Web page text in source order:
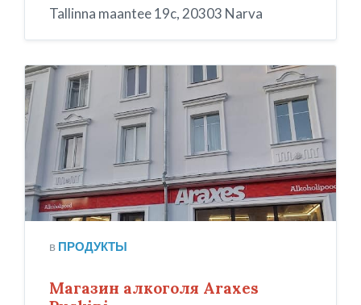
Tallinna maantee 19c, 20303 Narva
Araxes
в ПРОДУКТЫ
Магазин алкоголя Araxes